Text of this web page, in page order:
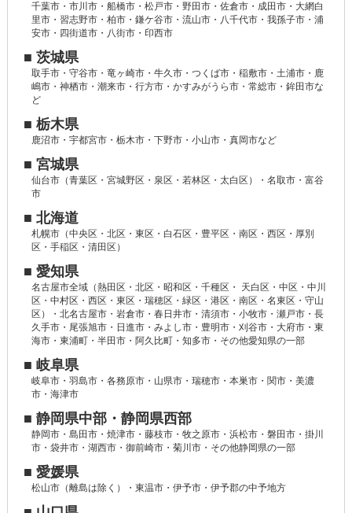
千葉市・市川市・船橋市・松戸市・野田市・佐倉市・成田市・大網白
里市・習志野市・柏市・鎌ケ谷市・流山市・八千代市・我孫子市・浦
安市・四街道市・八街市・印西市
■ 茨城県
取手市・守谷市・竜ヶ崎市・牛久市・つくば市・稲敷市・土浦市・鹿
嶋市・神栖市・潮来市・行方市・かすみがうら市・常総市・鉾田市な
ど
■ 栃木県
鹿沼市・宇都宮市・栃木市・下野市・小山市・真岡市など
■ 宮城県
仙台市（青葉区・宮城野区・泉区・若林区・太白区）・名取市・富谷
市
■ 北海道
札幌市（中央区・北区・東区・白石区・豊平区・南区・西区・厚別
区・手稲区・清田区）
■ 愛知県
名古屋市全域（熱田区・北区・昭和区・千種区・ 天白区・中区・中川
区・中村区・西区・東区・瑞穂区・緑区・港区・南区・名東区・守山
区）・北名古屋市・岩倉市・春日井市・清須市・小牧市・瀬戸市・長
久手市・尾張旭市・日進市・みよし市・豊明市・刈谷市・大府市・東
海市・東浦町・半田市・阿久比町・知多市・その他愛知県の一部
■ 岐阜県
岐阜市・羽島市・各務原市・山県市・瑞穂市・本巣市・関市・美濃
市・海津市
■ 静岡県中部・静岡県西部
静岡市・島田市・焼津市・藤枝市・牧之原市・浜松市・磐田市・掛川
市・袋井市・湖西市・御前崎市・菊川市・その他静岡県の一部
■ 愛媛県
松山市（離島は除く）・東温市・伊予市・伊予郡の中予地方